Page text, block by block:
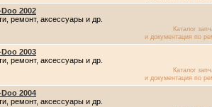
2002
ремонт, аксессуары и др.
Каталог
и документация по
2003
ремонт, аксессуары и др.
Каталог
и документация по
2004
ремонт, аксессуары и др.